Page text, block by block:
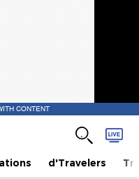
CONTENT
d'Travelers